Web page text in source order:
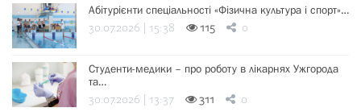
Абітурієнти спеціальності «Фізична культура і спорт»…
30.07.2026 | 15:38 115 0
Студенти-медики – про роботу в лікарнях Ужгорода
та…
30.07.2026 | 13:37 311 0